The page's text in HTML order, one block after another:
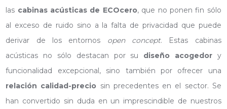
las cabinas acústicas de ECOcero, que no ponen fin sólo
al exceso de ruido sino a la falta de privacidad que puede
derivar de los entornos open concept. Estas cabinas
acústicas no sólo destacan por su diseño acogedory
funcionalidad excepcional, sino también por ofrecer una
relación calidad-precio sin precedentes en el sector. Se
han convertido sin duda en un imprescindible de nuestros